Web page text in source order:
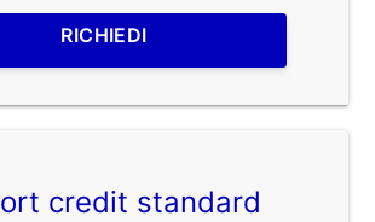
RICHIEDI
credit standard